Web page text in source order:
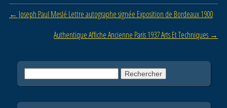
o
Post navigation
← Joseph Paul Meslé Lettre autographe signée Exposition de Bordeaux 1900
Authentique Affiche Ancienne Paris 1937 Arts Et Techniques →